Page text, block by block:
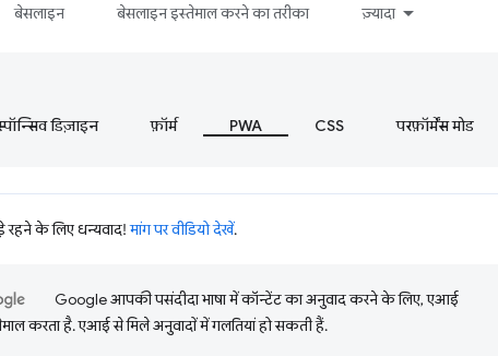
बेसलाइन बेसलाइन इस्तेमाल करने का तरीका ज़्यादा
डिज़ाइन फ़ॉर्म PWA CSS परफ़ॉर्मेंस मोड
के लिए धन्यवाद!मांग पर वीडियो देखें.
Google आपकी पसंदीदा भाषा में कॉन्टेंट का अनुवाद करने के लिए, एआई
करता है. एआई से मिले अनुवादों में गलतियां हो सकती हैं.